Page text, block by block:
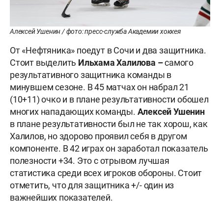
Алексей Ушенин / фото: пресс-служба Академии хоккея
От «Нефтяника» поедут в Сочи и два защитника.
Стоит выделить Ильхама Халилова –самого
результативного защитника команды в
минувшем сезоне. В 45 матчах он набрал 21
(10+11) очко и в плане результативности обошел
многих нападающих команды. Алексей Ушенин
в плане результативности был не так хорош, как
Халилов, но здорово проявил себя в другом
компоненте. В 42 играх он заработал показатель
полезности +34. Это с отрывом лучшая
статистика среди всех игроков обороны. Стоит
отметить, что для защитника +/- один из
важнейших показателей.